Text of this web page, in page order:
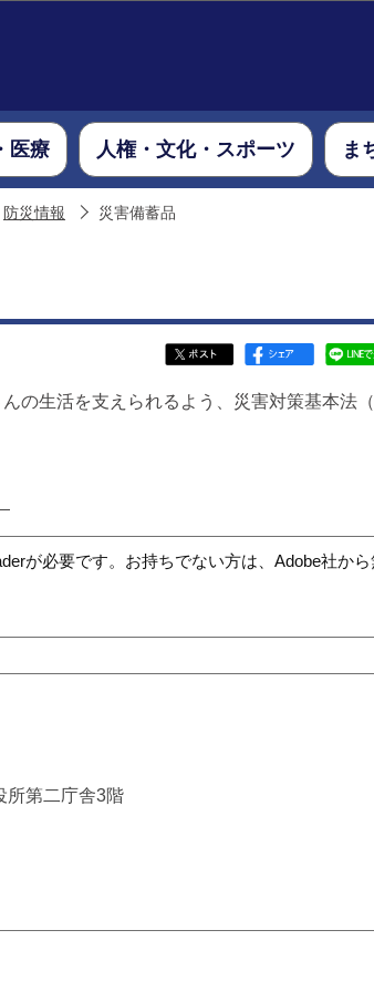
医療 人権・文化・スポーツ ま
防災情報 災害備蓄品
の生活を支えられるよう、災害対策基本法
が必要です。お持ちでない方は、Adobe社から
第二庁舎3階